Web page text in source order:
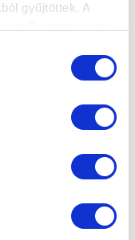
gyűjtöttek. A